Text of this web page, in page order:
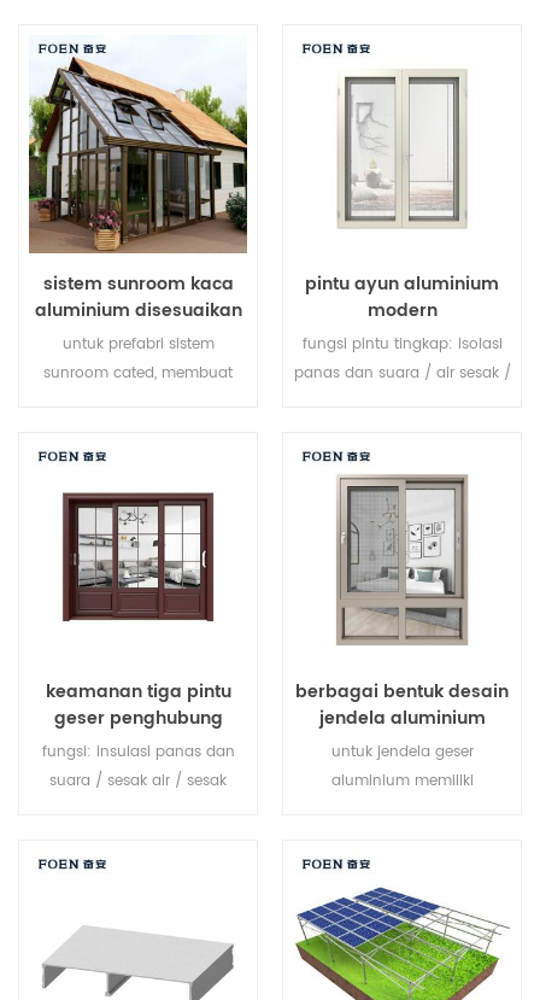
sistem sunroom kaca
aluminium disesuaikan
untuk prefabri sistem
sunroom cated, membuat
pintu ayun aluminium
modern
fungsi pintu tingkap: isolasi
panas dan suara / air sesak /
keamanan tiga pintu
geser penghubung
fungsi: insulasi panas dan
suara / sesak air / sesak
berbagai bentuk desain
jendela aluminium
untuk jendela geser
aluminium memiliki
untuk memungkinkan
ventilasi penuh atas ke
bawah. karena selempang
tidak terbuka ke luar,
selempang ini adalah pilihan